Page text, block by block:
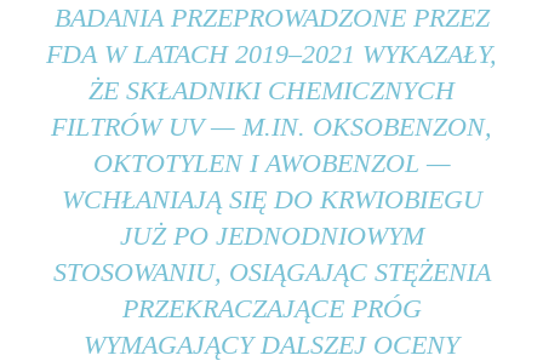
BADANIA PRZEPROWADZONE PRZEZ
FDA W LATACH 2019–2021 WYKAZAŁY,
ŻE SKŁADNIKI CHEMICZNYCH
FILTRÓW UV — M.IN. OKSOBENZON,
OKTOTYLEN I AWOBENZOL —
WCHŁANIAJĄ SIĘ DO KRWIOBIEGU
JUŻ PO JEDNODNIOWYM
STOSOWANIU, OSIĄGAJĄC STĘŻENIA
PRZEKRACZAJĄCE PRÓG
WYMAGAJĄCY DALSZEJ OCENY